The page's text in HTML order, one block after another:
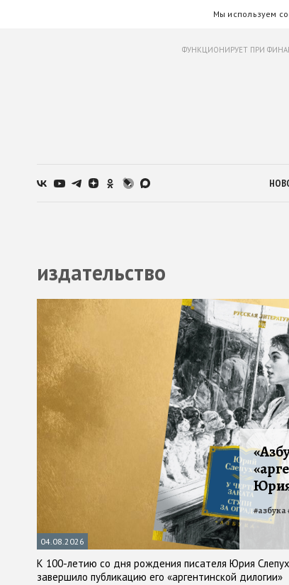
Мы используем
ФУНКЦИОНИРУЕТ ПРИ
издательство
04.08.2026
К 100-летию со дня рождения писателя Юрия
завершило публикацию его «аргентинской дилогии»
#азбука